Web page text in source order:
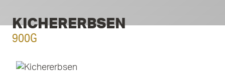
KICHERERBSEN
900G